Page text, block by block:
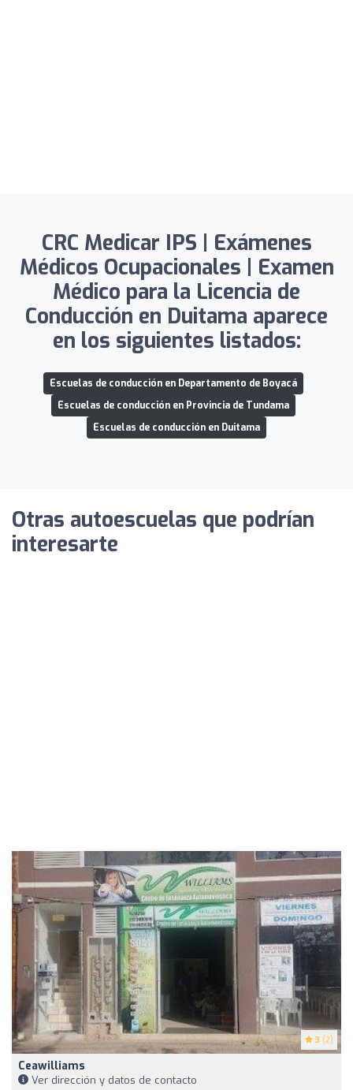
CRC Medicar IPS | Exámenes
Médicos Ocupacionales | Examen
Médico para la Licencia de
Conducción en Duitama aparece
en los siguientes listados:
Escuelas de conducción en Departamento de Boyacá
Escuelas de conducción en Provincia de Tundama
Escuelas de conducción en Duitama
Otras autoescuelas que podrían
interesarte
3 (2)
Ceawilliams
Ver dirección y datos de contacto